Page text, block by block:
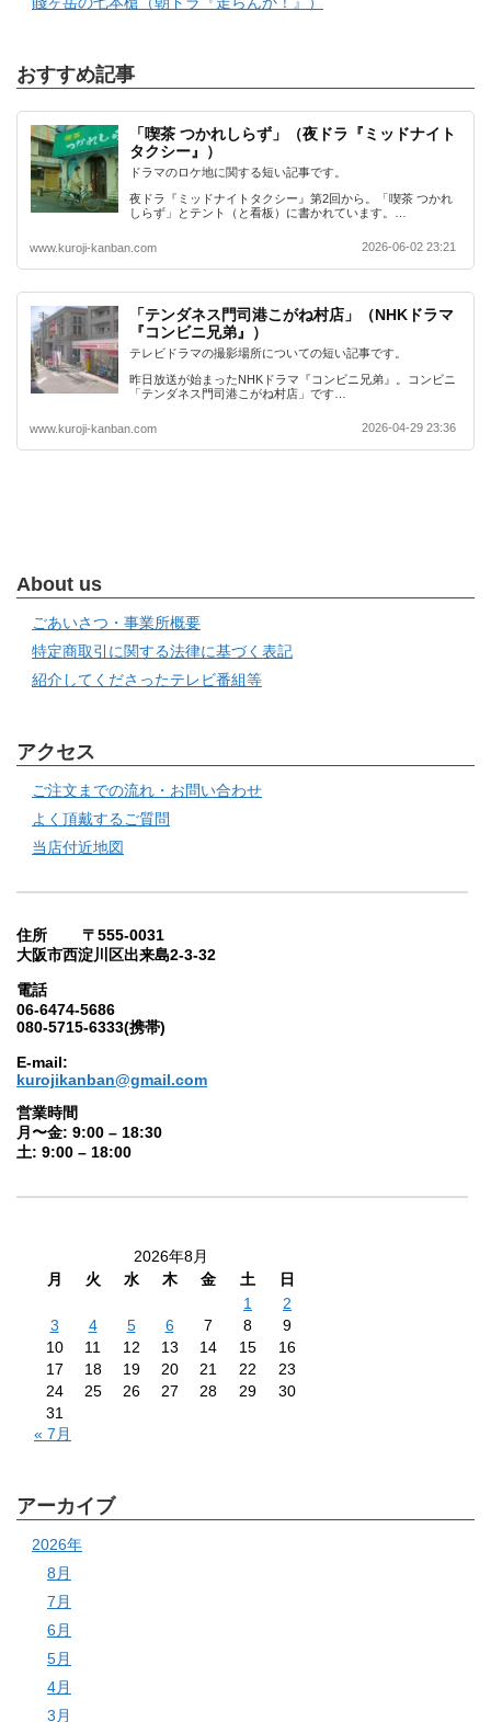
おすすめ記事
「喫茶 つかれしらず」（夜ドラ『ミッドナイト
タクシー』）
ドラマのロケ地に関する短い記事です。
夜ドラ『ミッドナイトタクシー』第2回から。「喫茶 つかれ
しらず」とテント（と看板）に書かれています。…
www.kuroji-kanban.com 2026-06-02 23:21
「テンダネス門司港こがね村店」（NHKドラマ
『コンビニ兄弟』）
テレビドラマの撮影場所についての短い記事です。
昨日放送が始まったNHKドラマ『コンビニ兄弟』。コンビニ
「テンダネス門司港こがね村店」です…
www.kuroji-kanban.com 2026-04-29 23:36
About us
ごあいさつ・事業所概要
特定商取引に関する法律に基づく表記
紹介してくださったテレビ番組等
アクセス
ご注文までの流れ・お問い合わせ
よく頂戴するご質問
当店付近地図
住所 〒555-0031
大阪市西淀川区出来島2-3-32
電話
06-6474-5686
080-5715-6333(携帯)
E-mail:
kurojikanban@gmail.com
営業時間
月〜金: 9:00 – 18:30
土: 9:00 – 18:00
2026年8月
月
火 水 木 金 土
日
1
2
3
4 5 6 7 8
9
10
11 12 13 14 15
16
17
18 19 20 21 22
23
24
25 26 27 28 29
30
31
« 7月
アーカイブ
2026年
8月
7月
6月
5月
4月
3月